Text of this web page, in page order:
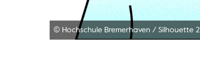
© Hochschule Bremerhaven /Silhouette 2